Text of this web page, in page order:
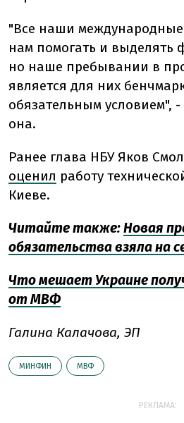
"Все наши
нам помогать и выделять
но наше пребывании в
является для них
обязательным условием",
она.
Ранее глава НБУ Яков
оценил работу
Киеве.
Читайте также:Новая
обязательства взяла на
Что мешает Украине
от МВФ
Галина Калачова, ЭП
МИНФИН МВФ
РЕКЛАМА: